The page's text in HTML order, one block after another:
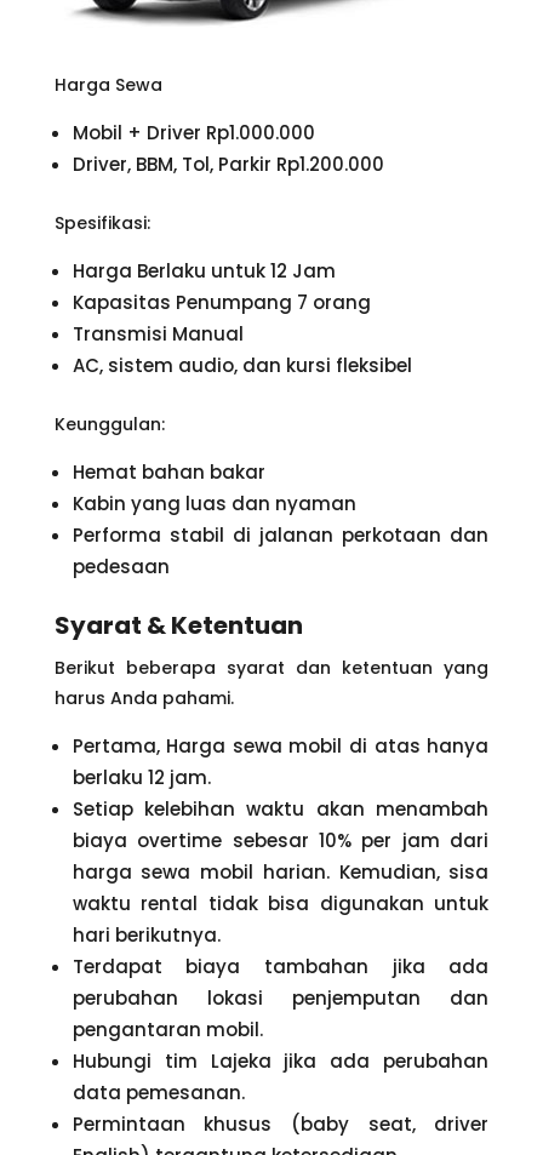
Harga Sewa
Mobil + Driver Rp1.000.000
Driver, BBM, Tol, Parkir Rp1.200.000
Spesifikasi:
Harga Berlaku untuk 12 Jam
Kapasitas Penumpang 7 orang
Transmisi Manual
AC, sistem audio, dan kursi fleksibel
Keunggulan:
Hemat bahan bakar
Kabin yang luas dan nyaman
Performa stabil di jalanan perkotaan dan
pedesaan
Syarat & Ketentuan
Berikut beberapa syarat dan ketentuan yang
harus Anda pahami.
Pertama, Harga sewa mobil di atas hanya
berlaku 12 jam.
Setiap kelebihan waktu akan menambah
biaya overtime sebesar 10% per jam dari
harga sewa mobil harian. Kemudian, sisa
waktu rental tidak bisa digunakan untuk
hari berikutnya.
Terdapat biaya tambahan jika ada
perubahan lokasi penjemputan dan
pengantaran mobil.
Hubungi tim Lajeka jika ada perubahan
data pemesanan.
Permintaan khusus (baby seat, driver